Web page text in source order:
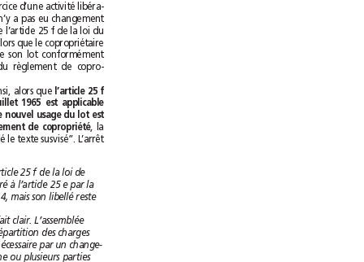
ou affectés à l’exercice d’une activité libéra-
le et retient qu’il n’y a pas eu changement
d’usage au sens de l’article 25 f de la loi du
10juillet 1965 dès lors que le copropriétaire
n’a fait qu’user de son lot conformément
aux stipulations du règlement de copro-
Qu’en statuant ainsi, alors que
l’article 25 f
de la loi du 10 juillet 1965 est applicable
alors même que le nouvel usage du lot est
prévu par le règlement de copropriété
, la
cour d’appel a violé le texte susvisé”. L’arrêt
L’article 25 f de la loi de
1965 a été transféré à l’article 25 e par la
loi du 24mars 2014, mais son libellé reste
L’arrêt est tout à fait clair. L’assemblée
peut modifier la répartition des charges
spéciales rendue nécessaire par un change-
ment d'usage d’une ou plusieurs parties